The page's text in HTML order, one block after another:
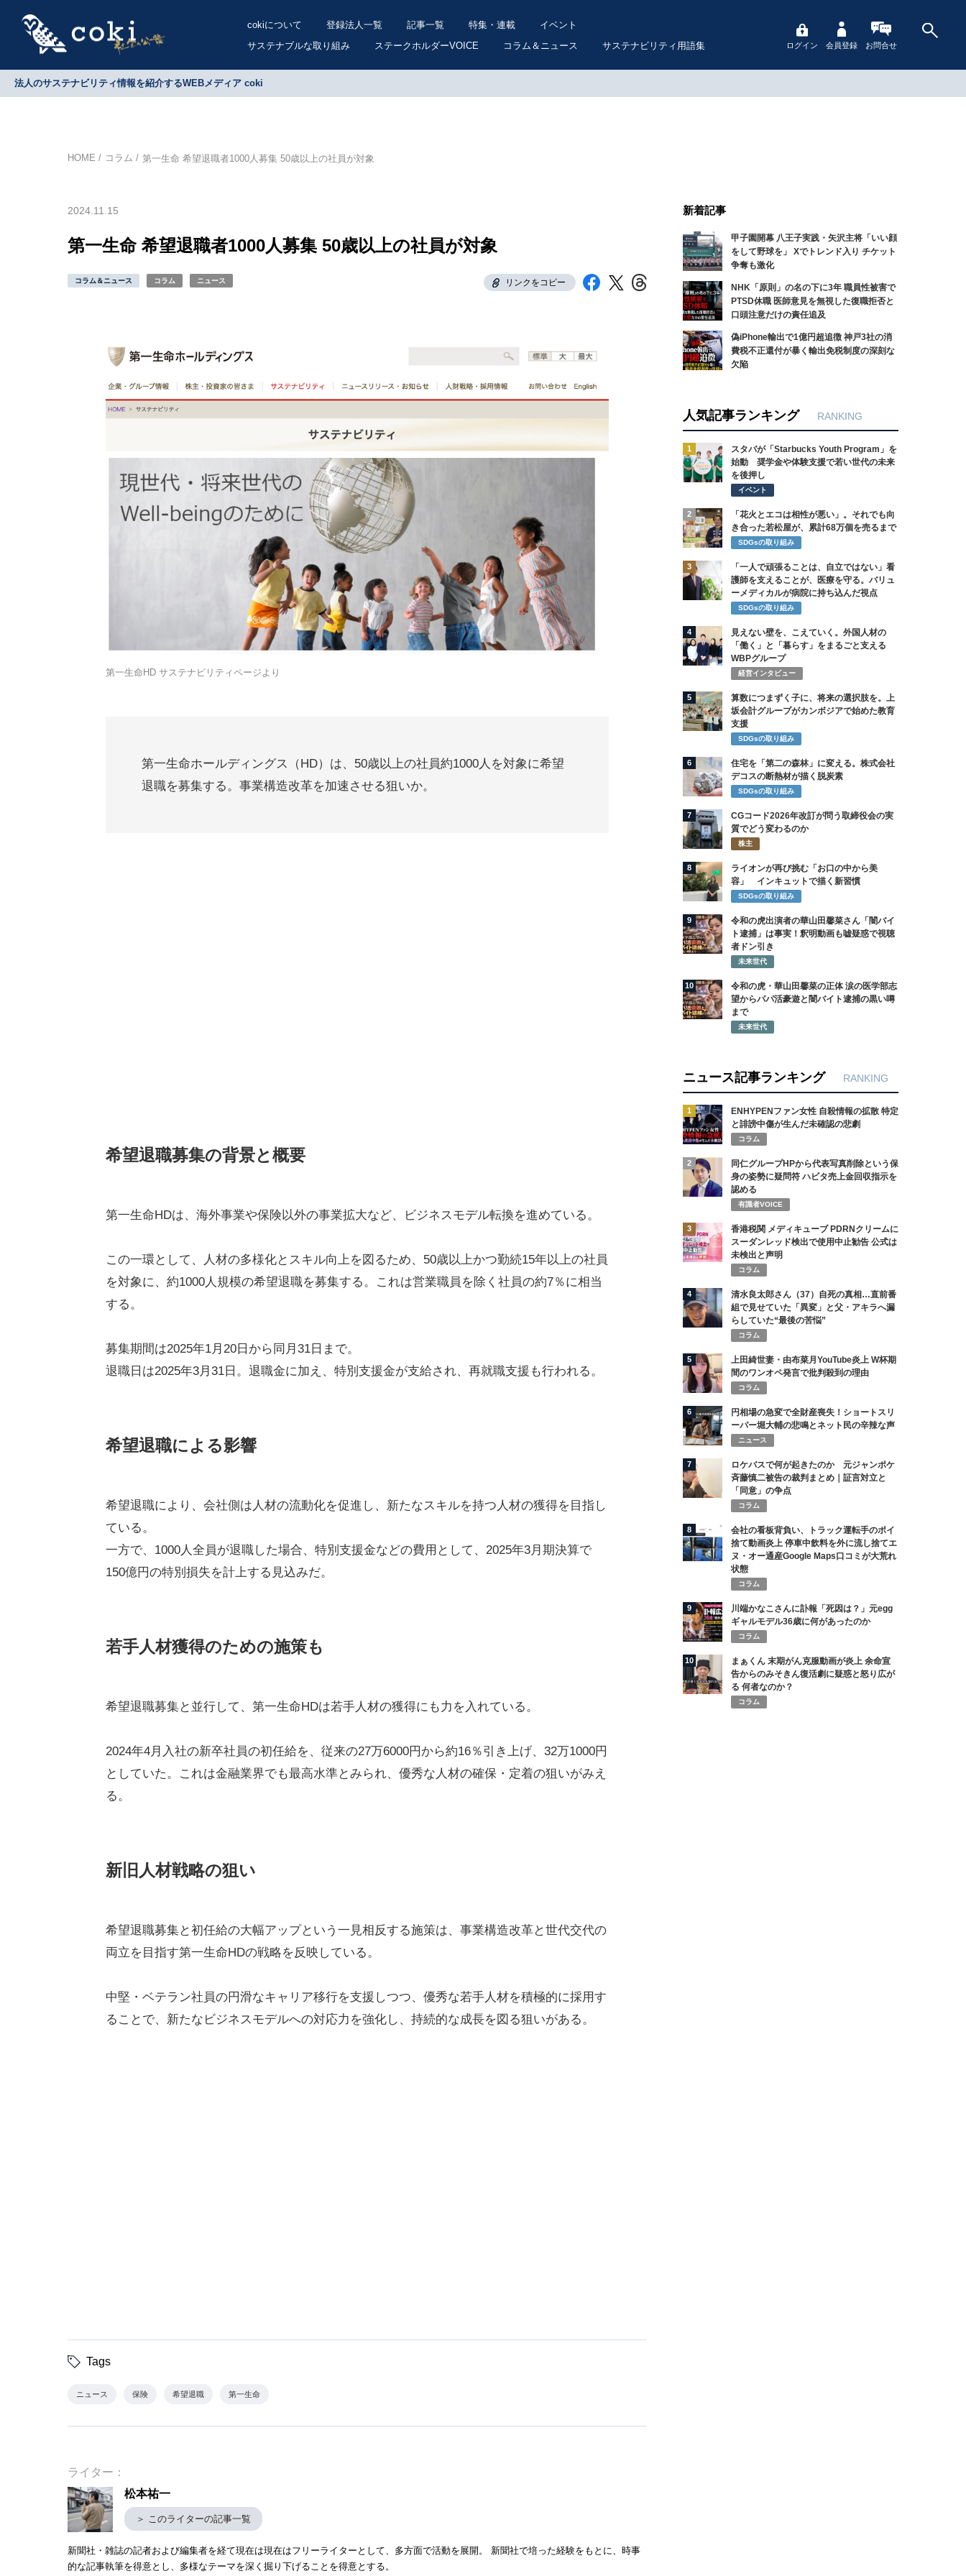
cokiについて 登録法人一覧 記事一覧 特集・連載
イベント
サステナブルな取り組み
ステークホルダーVOICE コラム＆ニュース サステナビリティ用語集 ログイン 会員登録 お問合せ
法人のサステナビリティ情報を紹介するWEBメディア coki
HOME コラム 第一生命 希望退職者1000人募集 50歳以上の社員が対象
2024.11.15
第一生命 希望退職者1000人募集 50歳以上の社員が対象
コラム＆ニュース コラム ニュース リンクをコピー
第一生命HD サステナビリティページより
第一生命ホールディングス（HD）は、50歳以上の社員約1000人を対象に希望
退職を募集する。事業構造改革を加速させる狙いか。
希望退職募集の背景と概要
第一生命HDは、海外事業や保険以外の事業拡大など、ビジネスモデル転換を進めている。
この一環として、人材の多様化とスキル向上を図るため、50歳以上かつ勤続15年以上の社員
を対象に、約1000人規模の希望退職を募集する。これは営業職員を除く社員の約7％に相当
する。
募集期間は2025年1月20日から同月31日まで。
退職日は2025年3月31日。退職金に加え、特別支援金が支給され、再就職支援も行われる。
希望退職による影響
希望退職により、会社側は人材の流動化を促進し、新たなスキルを持つ人材の獲得を目指し
ている。
一方で、1000人全員が退職した場合、特別支援金などの費用として、2025年3月期決算で
150億円の特別損失を計上する見込みだ。
若手人材獲得のための施策も
希望退職募集と並行して、第一生命HDは若手人材の獲得にも力を入れている。
2024年4月入社の新卒社員の初任給を、従来の27万6000円から約16％引き上げ、32万1000円
としていた。これは金融業界でも最高水準とみられ、優秀な人材の確保・定着の狙いがみえ
る。
新旧人材戦略の狙い
希望退職募集と初任給の大幅アップという一見相反する施策は、事業構造改革と世代交代の
両立を目指す第一生命HDの戦略を反映している。
中堅・ベテラン社員の円滑なキャリア移行を支援しつつ、優秀な若手人材を積極的に採用す
ることで、新たなビジネスモデルへの対応力を強化し、持続的な成長を図る狙いがある。
Tags
ニュース 保険 希望退職 第一生命
ライター：
松本祐一
＞ このライターの記事一覧
新聞社・雑誌の記者および編集者を経て現在は現在はフリーライターとして、多方面で活動を展開。 新聞社で培った経験をもとに、時事
的な記事執筆を得意とし、多様なテーマを深く掘り下げることを得意とする。
新着記事
甲子園開幕 八王子実践・矢沢主将「いい顔
をして野球を」 Xでトレンド入り チケット
争奪も激化
NHK「原則」の名の下に3年 職員性被害で
PTSD休職 医師意見を無視した復職拒否と
口頭注意だけの責任追及
偽iPhone輸出で1億円超追徴 神戸3社の消
費税不正還付が暴く輸出免税制度の深刻な
欠陥
人気記事ランキング RANKING
1
スタバが「Starbucks Youth Program」を
始動 奨学金や体験支援で若い世代の未来
を後押し
イベント
2
「花火とエコは相性が悪い」。それでも向
き合った若松屋が、累計68万個を売るまで
SDGsの取り組み
3
「一人で頑張ることは、自立ではない」看
護師を支えることが、医療を守る。バリュ
ーメディカルが病院に持ち込んだ視点
SDGsの取り組み
4
見えない壁を、こえていく。外国人材の
「働く」と「暮らす」をまるごと支える
WBPグループ
経営インタビュー
5
算数につまずく子に、将来の選択肢を。上
坂会計グループがカンボジアで始めた教育
支援
SDGsの取り組み
6
住宅を「第二の森林」に変える。株式会社
デコスの断熱材が描く脱炭素
SDGsの取り組み
7
CGコード2026年改訂が問う取締役会の実
質でどう変わるのか
株主
8
ライオンが再び挑む「お口の中から美
容」 インキュットで描く新習慣
SDGsの取り組み
9
令和の虎出演者の華山田馨菜さん「闇バイ
ト逮捕」は事実！釈明動画も嘘疑惑で視聴
者ドン引き
未来世代
10
令和の虎・華山田馨菜の正体 涙の医学部志
望からパパ活豪遊と闇バイト逮捕の黒い噂
まで
未来世代
ニュース記事ランキング RANKING
1
ENHYPENファン女性 自殺情報の拡散 特定
と誹謗中傷が生んだ未確認の悲劇
コラム
2
同仁グループHPから代表写真削除という保
身の姿勢に疑問符 ハビタ売上金回収指示を
認める
有識者VOICE
3
香港税関 メディキューブ PDRNクリームに
スーダンレッド検出で使用中止勧告 公式は
未検出と声明
コラム
4
清水良太郎さん（37）自死の真相…直前番
組で見せていた「異変」と父・アキラへ漏
らしていた“最後の苦悩”
コラム
5
上田綺世妻・由布菜月YouTube炎上 W杯期
間のワンオペ発言で批判殺到の理由
コラム
6
円相場の急変で全財産喪失！ショートスリ
ーパー堀大輔の悲鳴とネット民の辛辣な声
ニュース
7
ロケバスで何が起きたのか 元ジャンポケ
斉藤慎二被告の裁判まとめ｜証言対立と
「同意」の争点
コラム
8
会社の看板背負い、トラック運転手のポイ
捨て動画炎上 停車中飲料を外に流し捨てエ
ヌ・オー通産Google Maps口コミが大荒れ
状態
コラム
9
川端かなこさんに訃報「死因は？」元egg
ギャルモデル36歳に何があったのか
コラム
10
まぁくん 末期がん克服動画が炎上 余命宣
告からのみそきん復活劇に疑惑と怒り広が
る 何者なのか？
コラム